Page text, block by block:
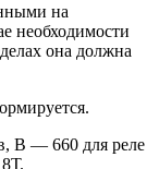
на
необходимости
она должна
В — 660 для реле